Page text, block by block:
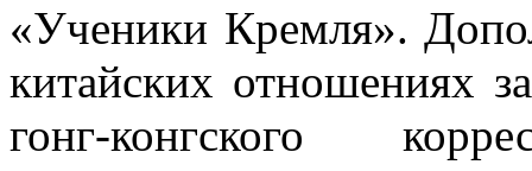
«Ученики Кремля».
китайских отно­шениях
гонг-конгского